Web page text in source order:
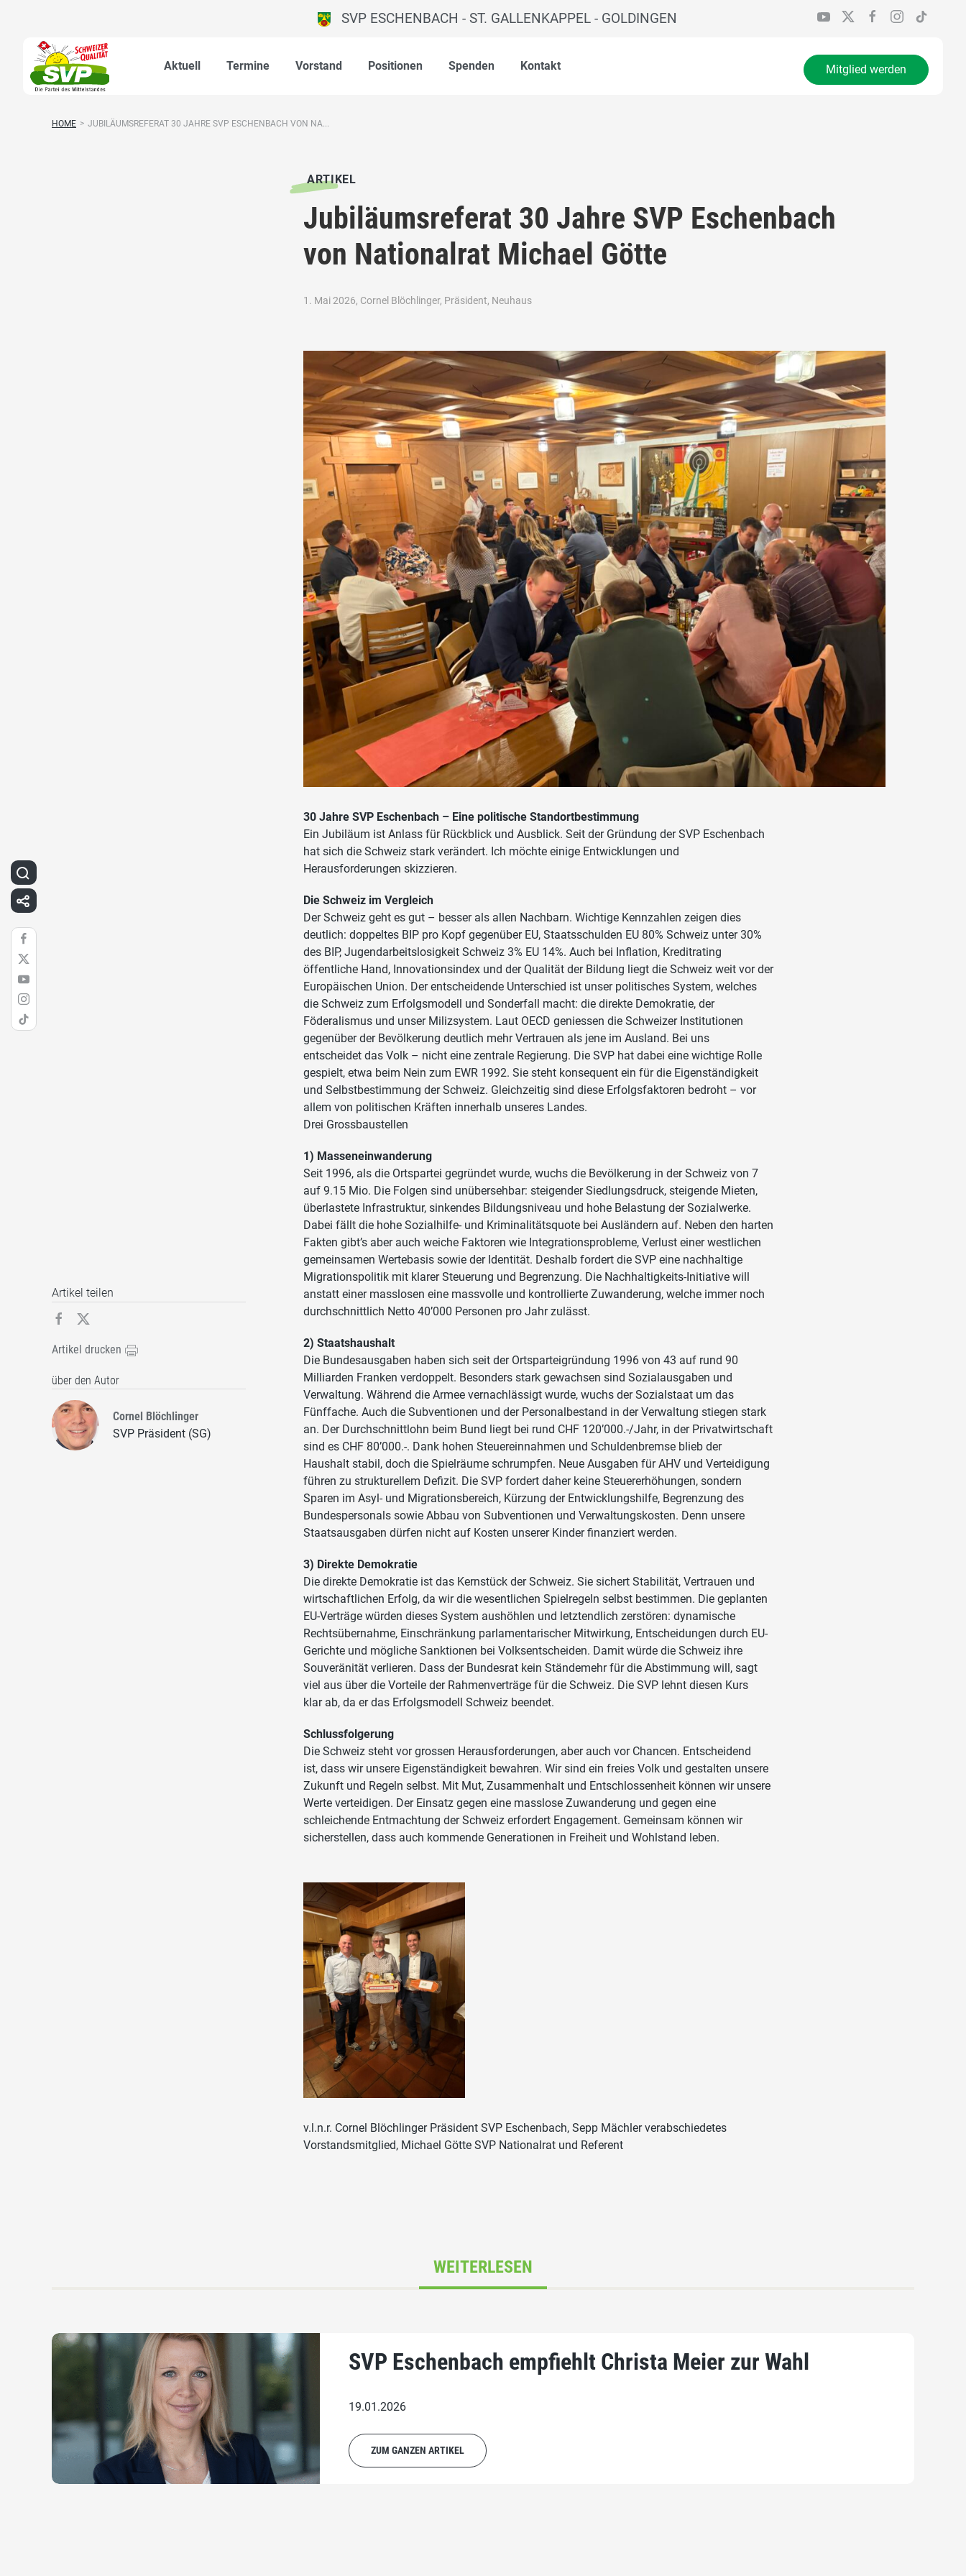
SVP ESCHENBACH - ST. GALLENKAPPEL - GOLDINGEN
Aktuell Termine Vorstand Positionen Spenden Kontakt Mitglied werden
HOME > JUBILÄUMSREFERAT 30 JAHRE SVP ESCHENBACH VON NA...
ARTIKEL
Jubiläumsreferat 30 Jahre SVP Eschenbach
von Nationalrat Michael Götte
1. Mai 2026, Cornel Blöchlinger, Präsident, Neuhaus
30 Jahre SVP Eschenbach – Eine politische Standortbestimmung
Ein Jubiläum ist Anlass für Rückblick und Ausblick. Seit der Gründung der SVP Eschenbach
hat sich die Schweiz stark verändert. Ich möchte einige Entwicklungen und
Herausforderungen skizzieren.
Die Schweiz im Vergleich
Der Schweiz geht es gut – besser als allen Nachbarn. Wichtige Kennzahlen zeigen dies
deutlich: doppeltes BIP pro Kopf gegenüber EU, Staatsschulden EU 80% Schweiz unter 30%
des BIP, Jugendarbeitslosigkeit Schweiz 3% EU 14%. Auch bei Inflation, Kreditrating
öffentliche Hand, Innovationsindex und der Qualität der Bildung liegt die Schweiz weit vor der
Europäischen Union. Der entscheidende Unterschied ist unser politisches System, welches
die Schweiz zum Erfolgsmodell und Sonderfall macht: die direkte Demokratie, der
Föderalismus und unser Milizsystem. Laut OECD geniessen die Schweizer Institutionen
gegenüber der Bevölkerung deutlich mehr Vertrauen als jene im Ausland. Bei uns
entscheidet das Volk – nicht eine zentrale Regierung. Die SVP hat dabei eine wichtige Rolle
gespielt, etwa beim Nein zum EWR 1992. Sie steht konsequent ein für die Eigenständigkeit
und Selbstbestimmung der Schweiz. Gleichzeitig sind diese Erfolgsfaktoren bedroht – vor
allem von politischen Kräften innerhalb unseres Landes.
Drei Grossbaustellen
1) Masseneinwanderung
Seit 1996, als die Ortspartei gegründet wurde, wuchs die Bevölkerung in der Schweiz von 7
auf 9.15 Mio. Die Folgen sind unübersehbar: steigender Siedlungsdruck, steigende Mieten,
überlastete Infrastruktur, sinkendes Bildungsniveau und hohe Belastung der Sozialwerke.
Dabei fällt die hohe Sozialhilfe- und Kriminalitätsquote bei Ausländern auf. Neben den harten
Fakten gibt’s aber auch weiche Faktoren wie Integrationsprobleme, Verlust einer westlichen
gemeinsamen Wertebasis sowie der Identität. Deshalb fordert die SVP eine nachhaltige
Migrationspolitik mit klarer Steuerung und Begrenzung. Die Nachhaltigkeits-Initiative will
anstatt einer masslosen eine massvolle und kontrollierte Zuwanderung, welche immer noch
durchschnittlich Netto 40’000 Personen pro Jahr zulässt.
2) Staatshaushalt
Die Bundesausgaben haben sich seit der Ortsparteigründung 1996 von 43 auf rund 90
Milliarden Franken verdoppelt. Besonders stark gewachsen sind Sozialausgaben und
Verwaltung. Während die Armee vernachlässigt wurde, wuchs der Sozialstaat um das
Fünffache. Auch die Subventionen und der Personalbestand in der Verwaltung stiegen stark
an. Der Durchschnittlohn beim Bund liegt bei rund CHF 120’000.-/Jahr, in der Privatwirtschaft
sind es CHF 80’000.-. Dank hohen Steuereinnahmen und Schuldenbremse blieb der
Haushalt stabil, doch die Spielräume schrumpfen. Neue Ausgaben für AHV und Verteidigung
führen zu strukturellem Defizit. Die SVP fordert daher keine Steuererhöhungen, sondern
Sparen im Asyl- und Migrationsbereich, Kürzung der Entwicklungshilfe, Begrenzung des
Bundespersonals sowie Abbau von Subventionen und Verwaltungskosten. Denn unsere
Staatsausgaben dürfen nicht auf Kosten unserer Kinder finanziert werden.
3) Direkte Demokratie
Die direkte Demokratie ist das Kernstück der Schweiz. Sie sichert Stabilität, Vertrauen und
wirtschaftlichen Erfolg, da wir die wesentlichen Spielregeln selbst bestimmen. Die geplanten
EU-Verträge würden dieses System aushöhlen und letztendlich zerstören: dynamische
Rechtsübernahme, Einschränkung parlamentarischer Mitwirkung, Entscheidungen durch EU-
Gerichte und mögliche Sanktionen bei Volksentscheiden. Damit würde die Schweiz ihre
Souveränität verlieren. Dass der Bundesrat kein Ständemehr für die Abstimmung will, sagt
viel aus über die Vorteile der Rahmenverträge für die Schweiz. Die SVP lehnt diesen Kurs
klar ab, da er das Erfolgsmodell Schweiz beendet.
Schlussfolgerung
Die Schweiz steht vor grossen Herausforderungen, aber auch vor Chancen. Entscheidend
ist, dass wir unsere Eigenständigkeit bewahren. Wir sind ein freies Volk und gestalten unsere
Zukunft und Regeln selbst. Mit Mut, Zusammenhalt und Entschlossenheit können wir unsere
Werte verteidigen. Der Einsatz gegen eine masslose Zuwanderung und gegen eine
schleichende Entmachtung der Schweiz erfordert Engagement. Gemeinsam können wir
sicherstellen, dass auch kommende Generationen in Freiheit und Wohlstand leben.
v.l.n.r. Cornel Blöchlinger Präsident SVP Eschenbach, Sepp Mächler verabschiedetes
Vorstandsmitglied, Michael Götte SVP Nationalrat und Referent
Artikel teilen
Artikel drucken
über den Autor
Cornel Blöchlinger
SVP Präsident (SG)
WEITERLESEN
SVP Eschenbach empfiehlt Christa Meier zur Wahl
19.01.2026
ZUM GANZEN ARTIKEL